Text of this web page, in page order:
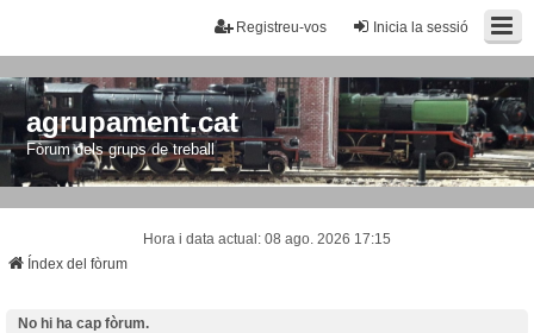
Inicia la sessió
Registreu-vos
agrupament.cat
Fòrum dels grups de treball
Hora i data actual: 08 ago. 2026 17:15
Índex del fòrum
No hi ha cap fòrum.